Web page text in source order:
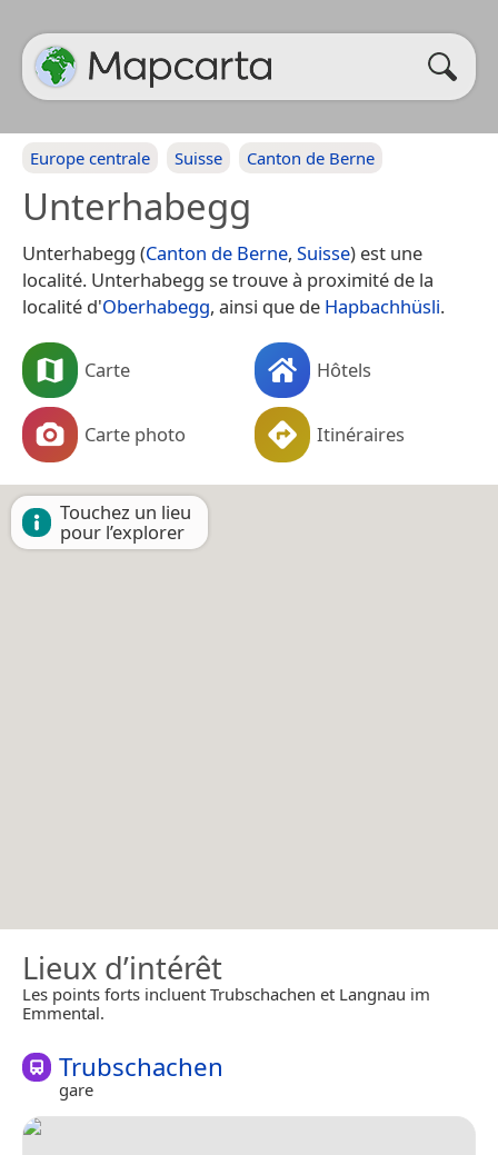
Europe centrale Suisse Canton de Berne
Unterhabegg
Unterhabegg (Canton de Berne, Suisse) est une
localité. Unterhabegg se trouve à proximité de la
localité d'Oberhabegg, ainsi que de Hapbachhüsli.
Carte Hôtels
Carte photo Itinéraires
Touchez un lieu
pour l’explorer
Lieux d’intérêt
Les points forts incluent Trubschachen et Langnau im
Emmental.
Trubschachen
gare